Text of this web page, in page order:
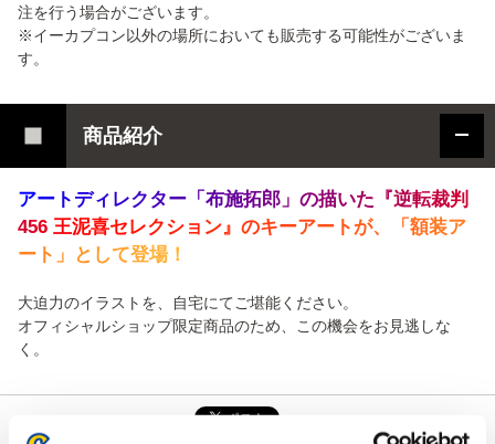
注を行う場合がございます。
※イーカプコン以外の場所においても販売する可能性がございま
す。
商品紹介
アー ト ディ レクター 「 布施拓郎 」 の描いた 『逆転裁判
456 王泥喜セレクシ ョ ン』 のキーアー トが、 「 額装ア
ー ト 」 と して登場！
大迫力のイラストを、自宅にてご堪能ください。
オフィシャルショップ限定商品のため、この機会をお見逃しな
く。